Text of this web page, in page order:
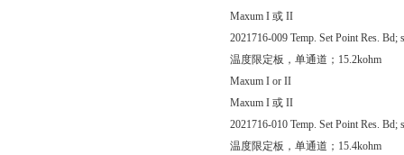
Maxum I 或 II
2021716-009 Temp. Set Point Res. Bd;
温度限定板，单通道；15.2kohm
Maxum I or II
Maxum I 或 II
2021716-010 Temp. Set Point Res. Bd;
温度限定板，单通道；15.4kohm